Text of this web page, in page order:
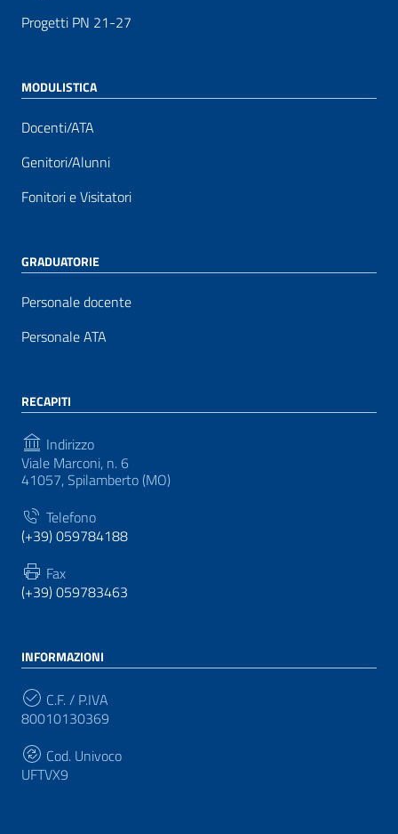
Progetti PN 21-27
MODULISTICA
Docenti/ATA
Genitori/Alunni
Fonitori e Visitatori
GRADUATORIE
Personale docente
Personale ATA
RECAPITI
Indirizzo
Viale Marconi, n. 6
41057, Spilamberto (MO)
Telefono
(+39) 059784188
Fax
(+39) 059783463
INFORMAZIONI
C.F. / P.IVA
80010130369
Cod. Univoco
UFTVX9